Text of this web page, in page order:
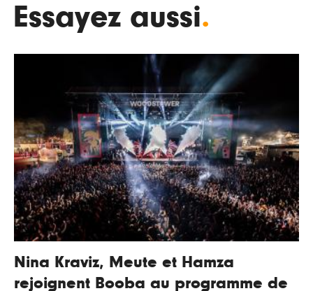
Essayez aussi.
Nina Kraviz, Meute et Hamza
rejoignent Booba au programme de